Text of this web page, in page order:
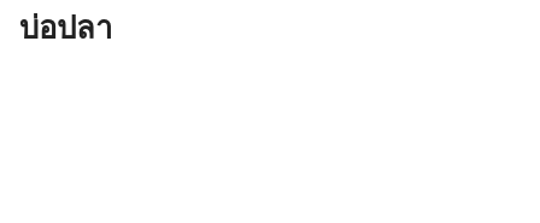
บ่อปลา